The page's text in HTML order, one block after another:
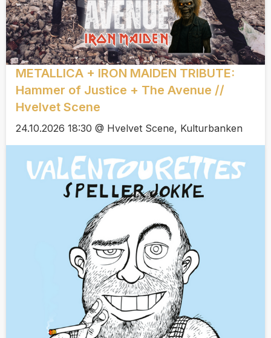
METALLICA + IRON MAIDEN TRIBUTE:
Hammer of Justice + The Avenue //
Hvelvet Scene
24.10.2026 18:30 @ Hvelvet Scene, Kulturbanken